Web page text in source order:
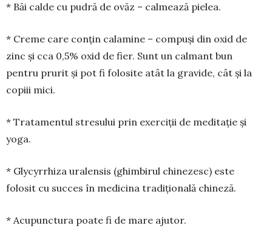
* Băi calde cu pudră de ovăz – calmează pielea.
* Creme care conțin calamine – compuși din oxid de
zinc și cca 0,5% oxid de fier. Sunt un cal­mant bun
pentru prurit și pot fi folosite atât la gravide, cât și la
copiii mici.
* Tratamentul stresului prin exerciții de medi­tație și
yoga.
* Glycyrrhiza uralensis (ghimbirul chinezesc) este
folosit cu succes în medicina tradițională chi­neză.
* Acupunctura poate fi de mare ajutor.